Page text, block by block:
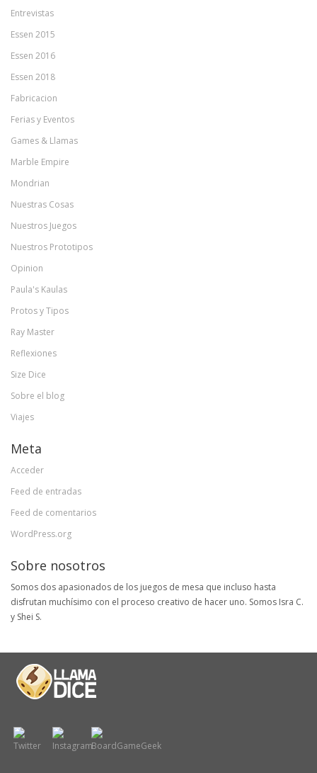
Entrevistas
Essen 2015
Essen 2016
Essen 2018
Fabricacion
Ferias y Eventos
Games & Llamas
Marble Empire
Mondrian
Nuestras Cosas
Nuestros Juegos
Nuestros Prototipos
Opinion
Paula's Kaulas
Protos y Tipos
Ray Master
Reflexiones
Size Dice
Sobre el blog
Viajes
Meta
Acceder
Feed de entradas
Feed de comentarios
WordPress.org
Sobre nosotros
Somos dos apasionados de los juegos de mesa que incluso hasta
disfrutan muchísimo con el proceso creativo de hacer uno. Somos Isra C.
y Shei S.